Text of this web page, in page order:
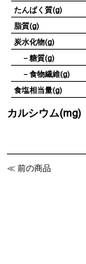
たんぱく質(g)
脂質(g)
炭水化物(g)
－糖質(g)
－食物繊維(g)
食塩相当量(g)
カルシウム(mg)
≪ 前の商品